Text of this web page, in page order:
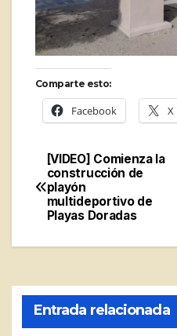
Comparte esto:
Facebook X
Navegación
de
entradas
[VIDEO] Comienza la
construcción de
playón
multideportivo de
Playas Doradas
Entrada relacionada